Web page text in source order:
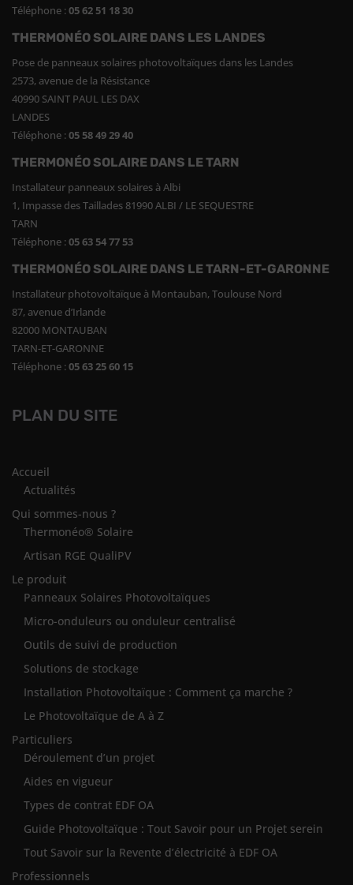
Téléphone :05 62 51 18 30
THERMONÉO SOLAIRE DANS LES LANDES
Pose de panneaux solaires photovoltaïques dans les Landes
2573, avenue de la Résistance
40990 SAINT PAUL LES DAX
LANDES
Téléphone :05 58 49 29 40
THERMONÉO SOLAIRE DANS LE TARN
Installateur panneaux solaires à Albi
1, Impasse des Taillades 81990 ALBI / LE SEQUESTRE
TARN
Téléphone :05 63 54 77 53
THERMONÉO SOLAIRE DANS LE TARN-ET-GARONNE
Installateur photovoltaïque à Montauban, Toulouse Nord
87, avenue d’Irlande
82000 MONTAUBAN
TARN-ET-GARONNE
Téléphone :05 63 25 60 15
PLAN DU SITE
Accueil
Actualités
Qui sommes-nous ?
Thermonéo® Solaire
Artisan RGE QualiPV
Le produit
Panneaux Solaires Photovoltaïques
Micro-onduleurs ou onduleur centralisé
Outils de suivi de production
Solutions de stockage
Installation Photovoltaïque : Comment ça marche ?
Le Photovoltaïque de A à Z
Particuliers
Déroulement d’un projet
Aides en vigueur
Types de contrat EDF OA
Guide Photovoltaïque : Tout Savoir pour un Projet serein
Tout Savoir sur la Revente d’électricité à EDF OA
Professionnels